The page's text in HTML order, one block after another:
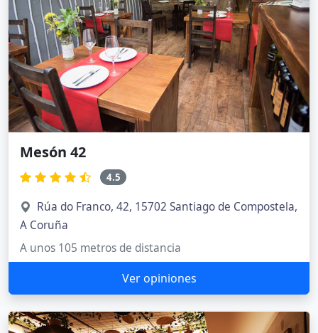
Mesón 42
4.5
Rúa do Franco, 42, 15702 Santiago de Compostela,
A Coruña
A unos 105 metros de distancia
Ver opiniones